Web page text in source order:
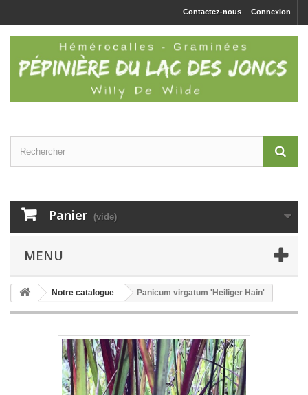
Connexion
Contactez-nous
Panier (vide)
MENU
Notre catalogue Panicum virgatum 'Heiliger Hain'